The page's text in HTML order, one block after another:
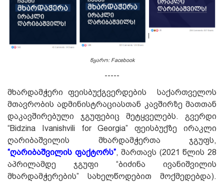
წყარო: Facebook
-----
მხარდამჭერი ფეისბუქგვერდების საქართველოს
მთავრობის ადმინისტრაციასთან კავშირზე მათთან
დაკავშირებული ჯგუფებიც მეტყველებს. გვერდი
“Bidzina Ivanishvili for Georgia”
ფეისბუქზე
ირაკლი
ღარიბაშვილის მხარდამჭერთა ჯგუფს,
“ღარიბაშვილის ფაქტორს”, მართავს (2021 წლის 28
აპრილამდე ჯგუფი “ბიძინა ივანიშვილის
მხარდამჭერების” სახელწოდებით მოქმედებდა).